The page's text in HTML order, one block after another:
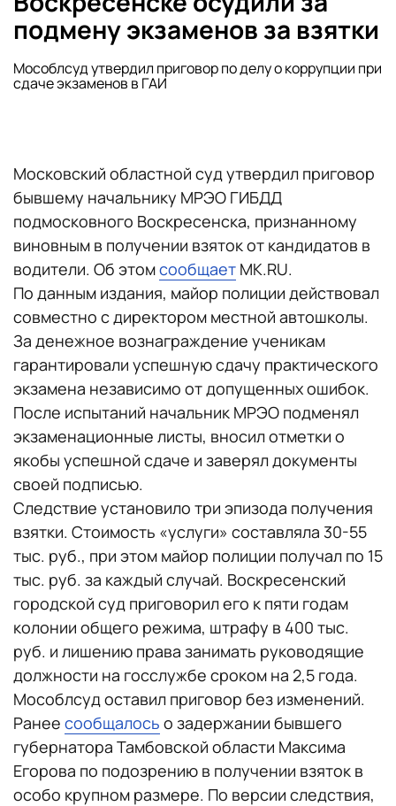
подмену экзаменов за взятки
Мособлсуд утвердил приговор по делу о коррупции при
сдаче экзаменов в ГАИ
Московский областной суд утвердил приговор
бывшему начальнику МРЭО ГИБДД
подмосковного Воскресенска, признанному
виновным в получении взяток от кандидатов в
водители. Об этомсообщает MK.RU.
По данным издания, майор полиции действовал
совместно с директором местной автошколы.
За денежное вознаграждение ученикам
гарантировали успешную сдачу практического
экзамена независимо от допущенных ошибок.
После испытаний начальник МРЭО подменял
экзаменационные листы, вносил отметки о
якобы успешной сдаче и заверял документы
своей подписью.
Следствие установило три эпизода получения
взятки. Стоимость «услуги» составляла 30-55
тыс. руб., при этом майор полиции получал по 15
тыс. руб. за каждый случай. Воскресенский
городской суд приговорил его к пяти годам
колонии общего режима, штрафу в 400 тыс.
руб. и лишению права занимать руководящие
должности на госслужбе сроком на 2,5 года.
Мособлсуд оставил приговор без изменений.
Ранее сообщалось о задержании бывшего
губернатора Тамбовской области Максима
Егорова по подозрению в получении взяток в
особо крупном размере. По версии следствия,